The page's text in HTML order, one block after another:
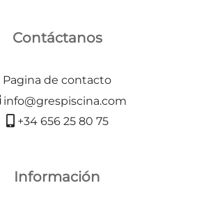
Contáctanos
Pagina de contacto
info@grespiscina.com
+34 656 25 80 75
Información